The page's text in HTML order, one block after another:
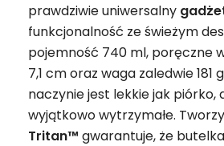
prawdziwie uniwersalny
funkcjonalność ze świeżym
pojemność 740 ml, poręczne
7,1 cm oraz waga zaledwie 181
naczynie jest lekkie jak piórko,
wyjątkowo wytrzymałe.
Tritan™ gwarantuje, że